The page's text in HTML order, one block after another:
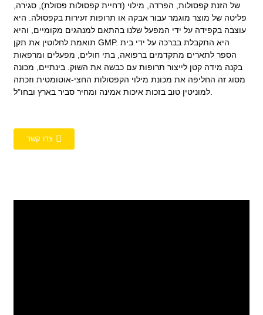
של הזנת קפסולות, הפרדה, מילוי (דחיית קפסולות פסולת), סגירה,
פליטה של ​​מוצר מוגמר עבור אבקה או תרופות זעירות בקפסולה. היא
עוצבה בקפידה על ידי המפעל שלנו בהתאם למנהגים מקומיים, והיא
תואמת לחלוטין את תקן GMP. היא התקבלת בברכה על ידי בית
הספר לתארים מתקדמים ברפואה, בתי חולים, מפעלים ומרפאות
בקנה מידה קטן לייצור תרופות עם כבשה את השוק. בינתיים, מכונה
מסוג זה החליפה את מכונת מילוי הקפסולות החצי-אוטומטית וזכתה
למוניטין טוב בזכות איכות אמינה ומחיר סביר בארץ ובחו"ל.
צרו קשר